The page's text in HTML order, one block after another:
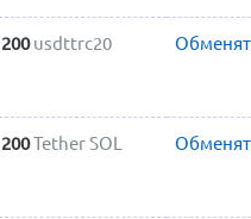
200 usdttrc20
200Tether SOL